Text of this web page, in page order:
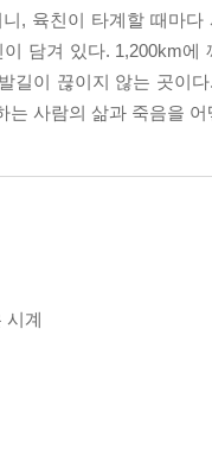
, 육친이 타계할 때마
담겨 있다. 1,200km
길이 끊이지 않는 곳이
사람의 삶과 죽음을
시계